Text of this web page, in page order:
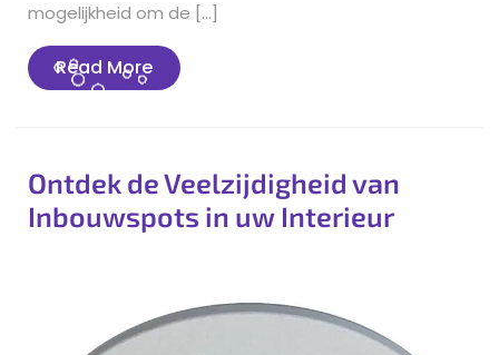
mogelijkheid om de […]
Read MoreRead
More
Ontdek de Veelzijdigheid van
Inbouwspots in uw Interieur